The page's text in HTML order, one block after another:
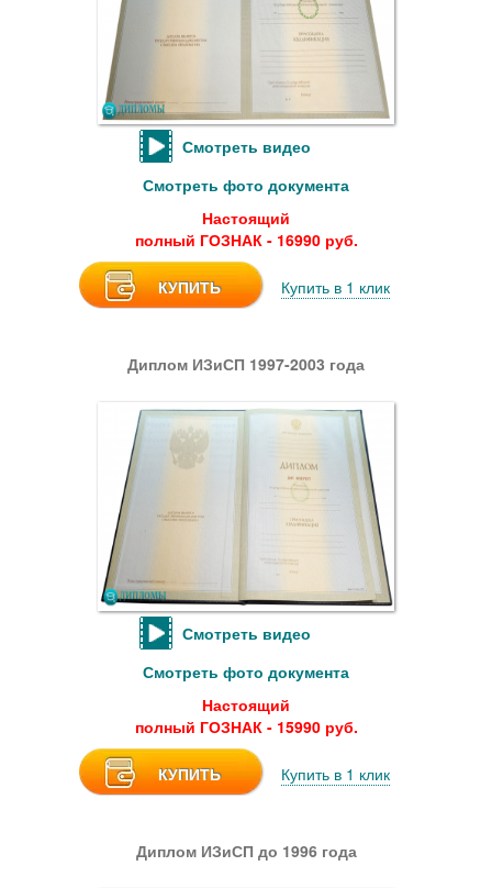
Смотреть видео
Смотреть фото документа
Настоящий
полный ГОЗНАК - 16990 руб.
КУПИТЬ Купить в 1 клик
Диплом ИЗиСП 1997-2003 года
Смотреть видео
Смотреть фото документа
Настоящий
полный ГОЗНАК - 15990 руб.
КУПИТЬ Купить в 1 клик
Диплом ИЗиСП до 1996 года